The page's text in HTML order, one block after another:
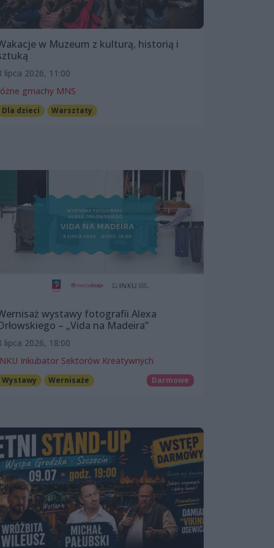
w Muzeum z kulturą, historią i
lipca 2026, 11:00
gmachy MNS
Dla dzieci Warsztaty
wystawy fotografii Alexa
– „Vida na Madeira”
lipca 2026, 18:00
Inkubator Sektorów Kreatywnych
Wystawy Wernisaże Darmowe